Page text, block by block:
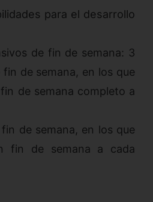
para el desarrollo
de fin de semana: 3
de semana, en los que
de semana completo a
de semana, en los que
fin de semana a cada